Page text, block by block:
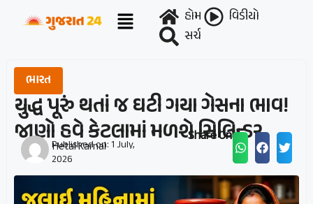
હોમ
વિડીયો
સર્ચ
ભારત
યુદ્ધ પૂરું થતાં જ ઘટી ગયા ગેસના ભાવ!
જાણો હવે કેટલામાં મળશે સિલિન્ડર
Hetal Karnal
Published on:1 July,
2026
Share On :